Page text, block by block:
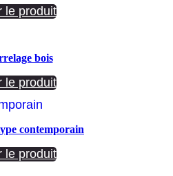
le produit
bois
le produit
contemporain
le produit